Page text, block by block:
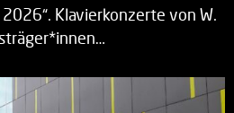
Klavierkonzerte von W.